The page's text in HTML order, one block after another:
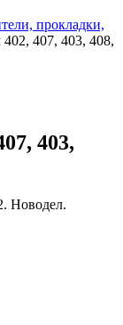
прокладки,
407, 403, 408,
403,
Новодел.